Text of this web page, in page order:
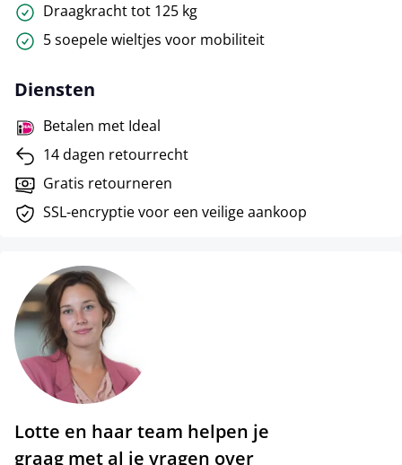
Draagkracht tot 125 kg
5 soepele wieltjes voor mobiliteit
Diensten
Betalen met Ideal
14 dagen retourrecht
Gratis retourneren
SSL-encryptie voor een veilige aankoop
Lotte en haar team helpen je
graag met al je vragen over